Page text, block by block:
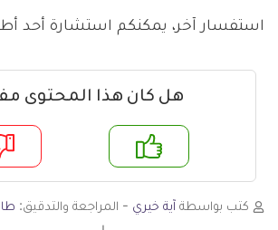
استفسار آخر، يمكنكم استشارة أحد
هل كان هذا المحتوى
لا
كتب بواسطة آية خيري - المراجعة والتدقيق: